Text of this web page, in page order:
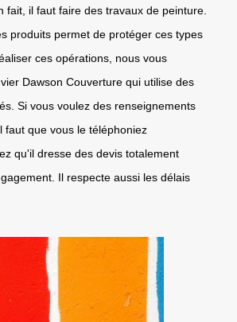
fait, il faut faire des travaux de peinture.
produits permet de protéger ces types
ces opérations, nous vous
Dawson Couverture qui utilise des
Si vous voulez des renseignements
faut que vous le téléphoniez
qu'il dresse des devis totalement
Il respecte aussi les délais